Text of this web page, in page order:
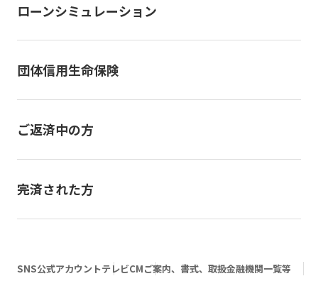
ローンシミュレーション
団体信用生命保険
ご返済中の方
完済された方
SNS公式アカウントテレビCMご案内、書式、取扱金融機関一覧等